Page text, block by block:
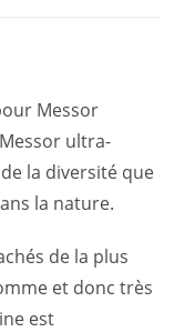
Messor
ultra-
la diversité que
la nature.
de la plus
et donc très
est